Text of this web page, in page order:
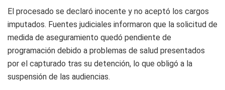
El procesado se declaró inocente y no aceptó los cargos
imputados. Fuentes judiciales informaron que la solicitud de
medida de aseguramiento quedó pendiente de
programación debido a problemas de salud presentados
por el capturado tras su detención, lo que obligó a la
suspensión de las audiencias.